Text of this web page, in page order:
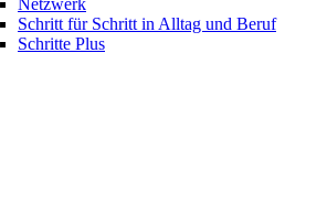
Netzwerk
Schritt für Schritt in Alltag und Beruf
Schritte Plus